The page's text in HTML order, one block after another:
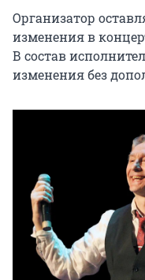
Организатор
изменения в
В состав
изменения без